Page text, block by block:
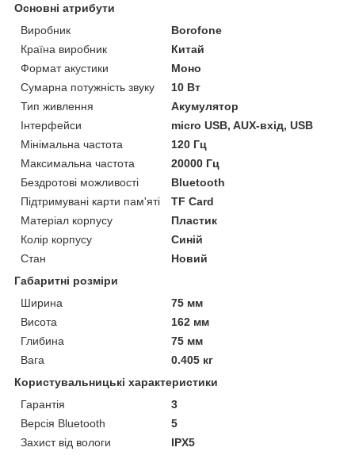
Основні атрибути
Виробник
Borofone
Країна виробник
Китай
Формат акустики
Моно
Сумарна потужність звуку
10 Вт
Тип живлення
Акумулятор
Інтерфейси
micro USB, AUX-вхід, USB
Мінімальна частота
120 Гц
Максимальна частота
20000 Гц
Бездротові можливості
Bluetooth
Підтримувані карти пам'яті
TF Card
Матеріал корпусу
Пластик
Колір корпусу
Синій
Стан
Новий
Габаритні розміри
Ширина
75 мм
Висота
162 мм
Глибина
75 мм
Вага
0.405 кг
Користувальницькі характеристики
Гарантія
3
Версія Bluetooth
5
Захист від вологи
IPX5